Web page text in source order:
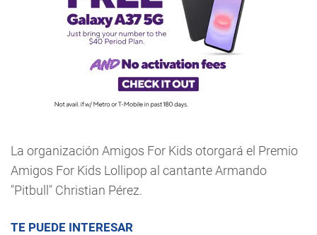
La organización Amigos For Kids otorgará el Premio
Amigos For Kids Lollipop al cantante Armando
"Pitbull" Christian Pérez.
TE PUEDE INTERESAR